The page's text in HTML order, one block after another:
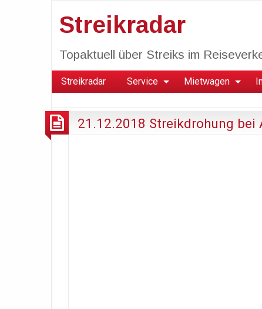
Streikradar
Topaktuell über Streiks im
Streikradar Service Mietwagen
21.12.2018 Streikdrohung bei